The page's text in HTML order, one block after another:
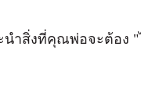
นำสิ่งที่คุณพ่อจะต้อง